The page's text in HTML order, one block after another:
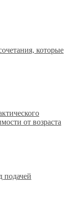
которые
от возраста
подачей